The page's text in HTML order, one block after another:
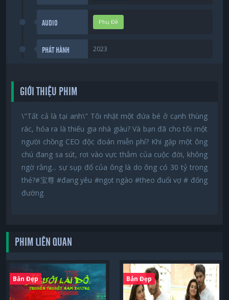
AUDIO Phụ Đề
PHÁT HÀNH 2023
GIỚI THIỆU PHIM
\"Tất cả là tại anh\" Tôi nhặt một đứa bé ở cạnh thùng
rác, hóa ra là thiếu gia nhà giàu? Và bạn đã cho tôi một
người chồng CEO độc đoán miễn phí? Khi gặp một ông
chú đang sa sút, rơi vào vực thẳm của cuộc đời, không
ngờ rằng... sự sụp đổ của ông là do ông có 30 tỷ trong
thẻ?#宝尊 #đang yêu #ngọt ngào #theo đuổi vợ # đống
đường
PHIM LIÊN QUAN
Bản Đẹp Bản Đẹp